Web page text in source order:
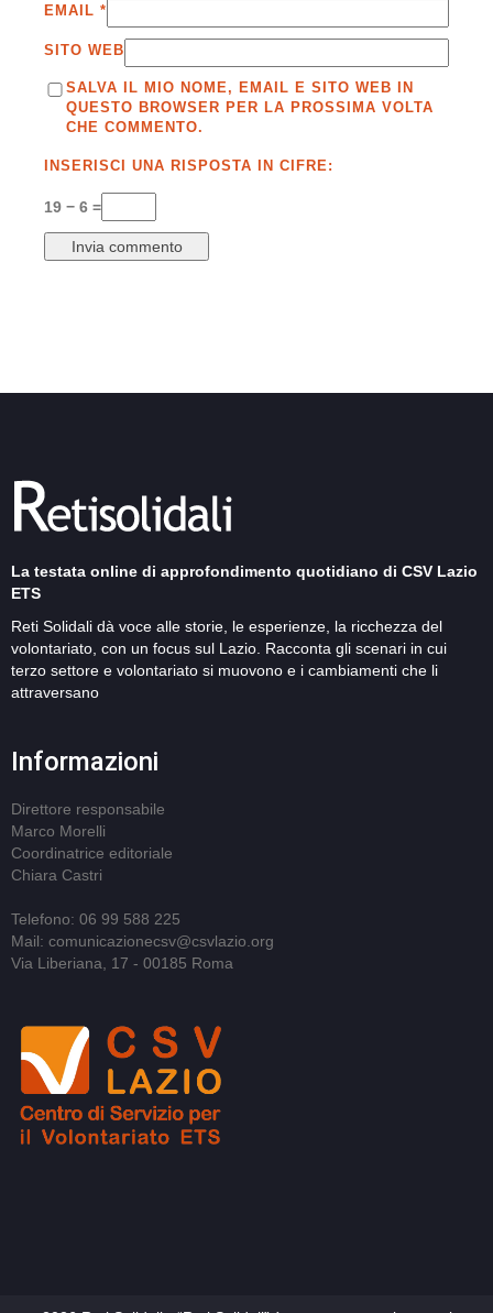
EMAIL *
SITO WEB
SALVA IL MIO NOME, EMAIL E SITO WEB IN
QUESTO BROWSER PER LA PROSSIMA VOLTA
CHE COMMENTO.
INSERISCI UNA RISPOSTA IN CIFRE:
19 − 6 =
La testata online di approfondimento quotidiano di CSV Lazio
ETS
Reti Solidali dà voce alle storie, le esperienze, la ricchezza del
volontariato, con un focus sul Lazio. Racconta gli scenari in cui
terzo settore e volontariato si muovono e i cambiamenti che li
attraversano
Informazioni
Direttore responsabile
Marco Morelli
Coordinatrice editoriale
Chiara Castri
Telefono: 06 99 588 225
Mail: comunicazionecsv@csvlazio.org
Via Liberiana, 17 - 00185 Roma